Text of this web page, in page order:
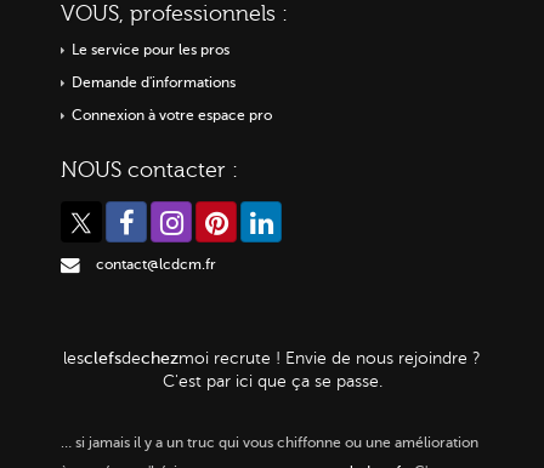
VOUS, professionnels :
Le service pour les pros
Demande d'informations
Connexion à votre espace pro
NOUS contacter :
contact@lcdcm.fr
lesclefsdechezmoi recrute ! Envie de nous rejoindre ?
C'est par ici que ça se passe.
… si jamais il y a un truc qui vous chiffonne ou une amélioration